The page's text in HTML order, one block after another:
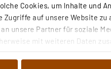
Cookies, um Inhalte und
Zugriffe auf unsere Website
unsere Partner für soziale
mit weiteren Daten